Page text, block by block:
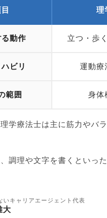
理
る動作 立つ・歩
ビリ 運動療
範囲 身体
学療法士は主に筋力やバ
調理や文字を書くといっ
いキャリアエージェント代表
大